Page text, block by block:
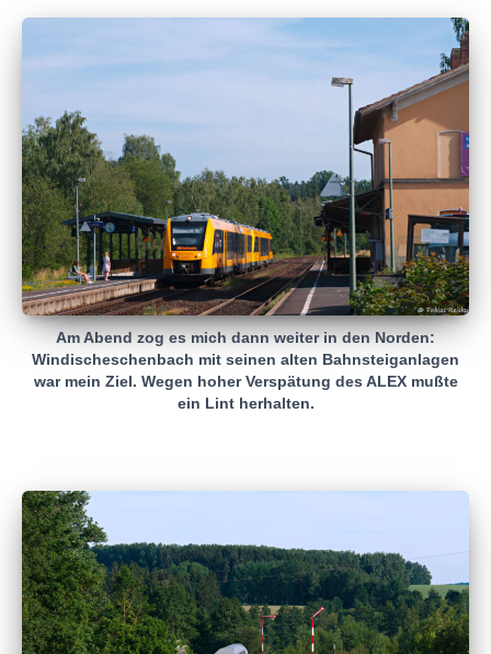
Am Abend zog es mich dann weiter in den Norden:
Windischeschenbach mit seinen alten Bahnsteiganlagen
war mein Ziel. Wegen hoher Verspätung des ALEX mußte
ein Lint herhalten.